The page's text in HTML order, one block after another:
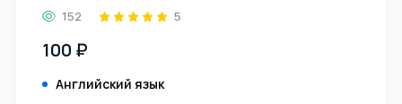
152 5
100 ₽
Английский язык